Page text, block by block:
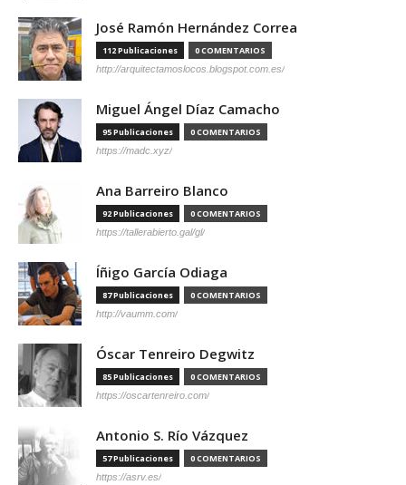
José Ramón Hernández Correa
112 Publicaciones 0 COMENTARIOS
http://arquitectamoslocos.blogspot.com.es/
Miguel Ángel Díaz Camacho
95 Publicaciones 0 COMENTARIOS
https://madc.xyz/
Ana Barreiro Blanco
92 Publicaciones 0 COMENTARIOS
https://tallerabierto.gal/gl/
Íñigo García Odiaga
87 Publicaciones 0 COMENTARIOS
http://vaumm.com/
Óscar Tenreiro Degwitz
85 Publicaciones 0 COMENTARIOS
https://oscartenreiro.com/
Antonio S. Río Vázquez
57 Publicaciones 0 COMENTARIOS
https://asrv.es/